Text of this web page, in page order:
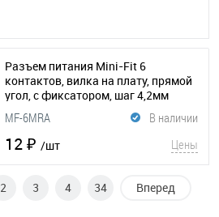
Разъем питания Mini-Fit 6
контактов, вилка на плату, прямой
угол, с фиксатором, шаг 4,2мм
(125-050)
В наличии
MF-6MRA
12 ₽ /шт Цены
2 3 4 34 Вперед